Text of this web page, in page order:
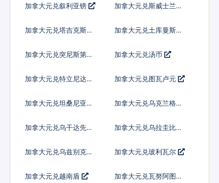
加拿大元兑叙利亚镑
加拿大元兑斯威士兰里
加拿大元兑塔吉克斯坦
加拿大元兑土库曼斯坦
加拿大元兑突尼斯第纳
加拿大元兑汤币
加拿大元兑特立尼达多
加拿大元兑图瓦卢元
加拿大元兑坦桑尼亚先
加拿大元兑乌克兰格里
加拿大元兑乌干达先令 加拿大元兑乌拉圭比索
加拿大元兑乌兹别克斯
加拿大元兑玻利瓦尔
加拿大元兑越南盾 加拿大元兑瓦努阿图瓦